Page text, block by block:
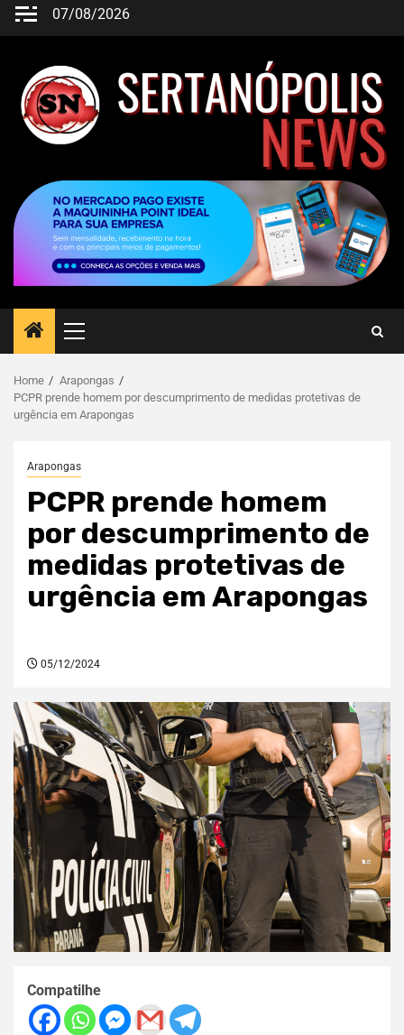
07/08/2026
Home
Arapongas
PCPR prende homem por descumprimento de medidas protetivas de
urgência em Arapongas
Arapongas
PCPR prende homem
por descumprimento de
medidas protetivas de
urgência em Arapongas
05/12/2024
Compatilhe